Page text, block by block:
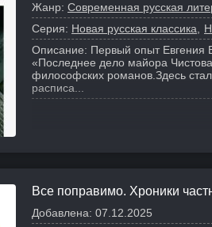
Жанр: Современная русская
Серия: Новая русская классика
Описание: Первый опыт Евгения
«Последнее дело майора
философских романов. Здесь
расписа...
Все поправимо. Хроники
Добавлена: 07.12.2025